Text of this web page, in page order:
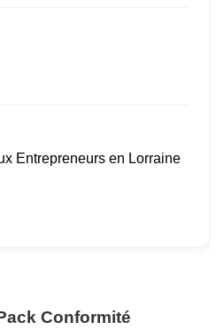
Entrepreneurs en Lorraine
Conformité